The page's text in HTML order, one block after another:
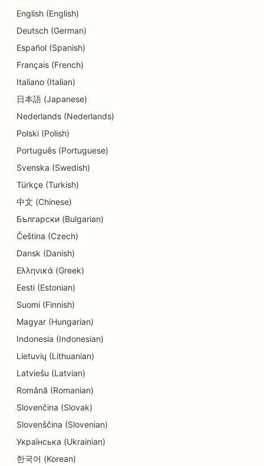
债务咨询服务的搜索引擎优化
牙科诊所搜索引擎优化
熟食店搜索引擎优化
餐厅搜索引擎优化
细节店铺的搜索引擎优化
甜甜圈店的搜索引擎优化
干洗店搜索引擎优化
电工的搜索引擎优化
电子产品商店的搜索引擎优化
牙髓病学家的搜索引擎优化
工程公司的搜索引擎优化
民族餐厅的 EO
逃离房间的搜索引擎优化
整容服务的搜索引擎优化
家庭餐馆的搜索引擎优化
English (English)
Deutsch (German)
Español (Spanish)
Français (French)
Italiano (Italian)
日本語 (Japanese)
Nederlands (Nederlands)
Polski (Polish)
Português (Portuguese)
Svenska (Swedish)
Türkçe (Turkish)
中文 (Chinese)
Български (Bulgarian)
Čeština (Czech)
Dansk (Danish)
Ελληνικά (Greek)
Eesti (Estonian)
Suomi (Finnish)
Magyar (Hungarian)
Indonesia (Indonesian)
Lietuvių (Lithuanian)
Latviešu (Latvian)
Română (Romanian)
Slovenčina (Slovak)
Slovenščina (Slovenian)
Українська (Ukrainian)
한국어 (Korean)